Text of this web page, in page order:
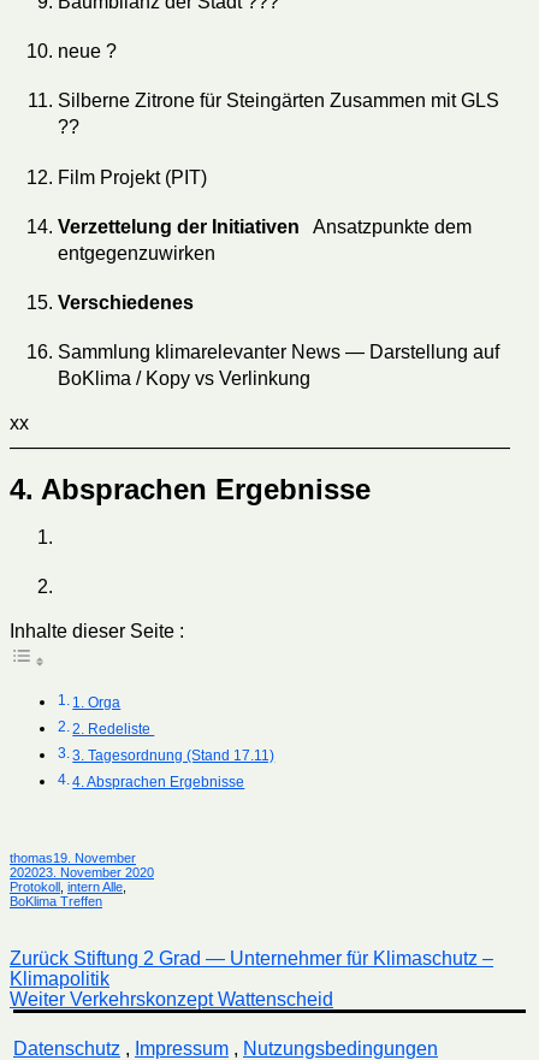
neue ?
Silberne Zitrone für Steingärten Zusammen mit GLS
??
Film Projekt (PIT)
Verzettelung der Initiativen Ansatzpunkte dem
entgegenzuwirken
Verschiedenes
Sammlung klimarelevanter News — Darstellung auf
BoKlima / Kopy vs Verlinkung
xx
——————————————————————————
4. Absprachen Ergebnisse
Inhalte dieser Seite :
1. Orga
2. Redeliste
3. Tagesordnung (Stand 17.11)
4. Absprachen Ergebnisse
Autor
thomasVeröffentlicht
am
19. November
202023. November 2020Kategorien
Protokoll intern Alle
BoKlima Treffen
Beitragsnavigation
Zurück Vorheriger
Beitrag:
Stiftung 2 Grad — Unternehmer für Klimaschutz –
Klimapolitik
Weiter Nächster
Beitrag:
Verkehrskonzept Wattenscheid
Datenschutz , Impressum, Nutzungsbedingungen